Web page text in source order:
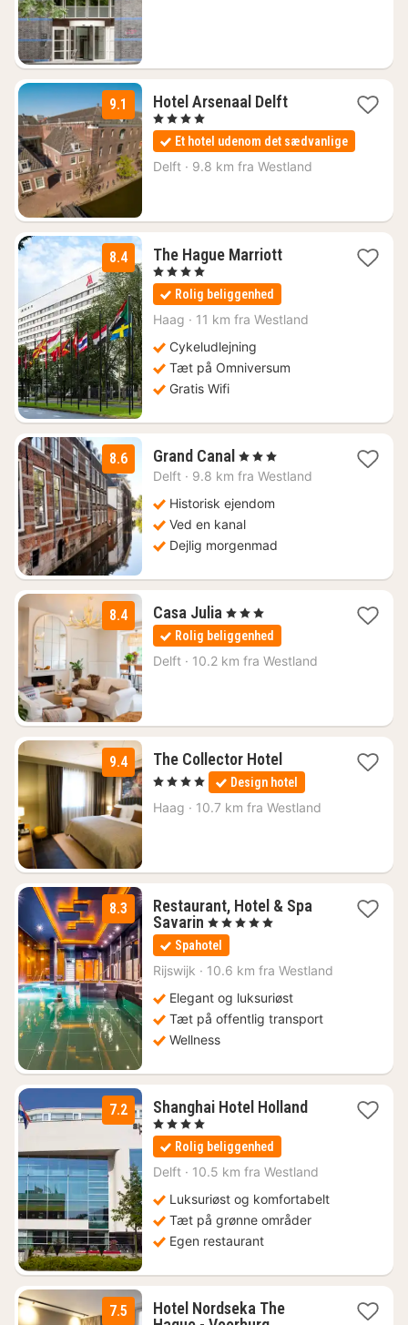
9.1 Hotel Arsenaal Delft1
fra
1317
kr.
, 4 Stjerner
Et hotel udenom det sædvanlige
Delft · 9.8 km fra Westland
8.4 The Hague Marriott1
fra
935
kr.
, 4 Stjerner
Rolig beliggenhed
Haag · 11 km fra Westland
Cykeludlejning
Tæt på Omniversum
Gratis Wifi
8.6 Grand Canal 1
nat
605
kr.
, 3 Stjerner
Delft · 9.8 km fra Westland
Historisk ejendom
Ved en kanal
Dejlig morgenmad
8.4 Casa Julia 1
nat
fra
801
, 3 Stjerner
Rolig beliggenhed
Delft · 10.2 km fra Westland
9.4 The Collector Hotel1
nat
fra
823
, 4 Stjerner Design hotel
Haag · 10.7 km fra Westland
8.3
Restaurant, Hotel & Spa
Savarin 1
nat
fra
1086
, 5 Stjerner
Spahotel
Rijswijk · 10.6 km fra Westland
Elegant og luksuriøst
Tæt på offentlig transport
Wellness
7.2 Shanghai Hotel Holland1
kr.
, 4 Stjerner
Rolig beliggenhed
Delft · 10.5 km fra Westland
Luksuriøst og komfortabelt
Tæt på grønne områder
Egen restaurant
7.5
Hotel Nordseka The